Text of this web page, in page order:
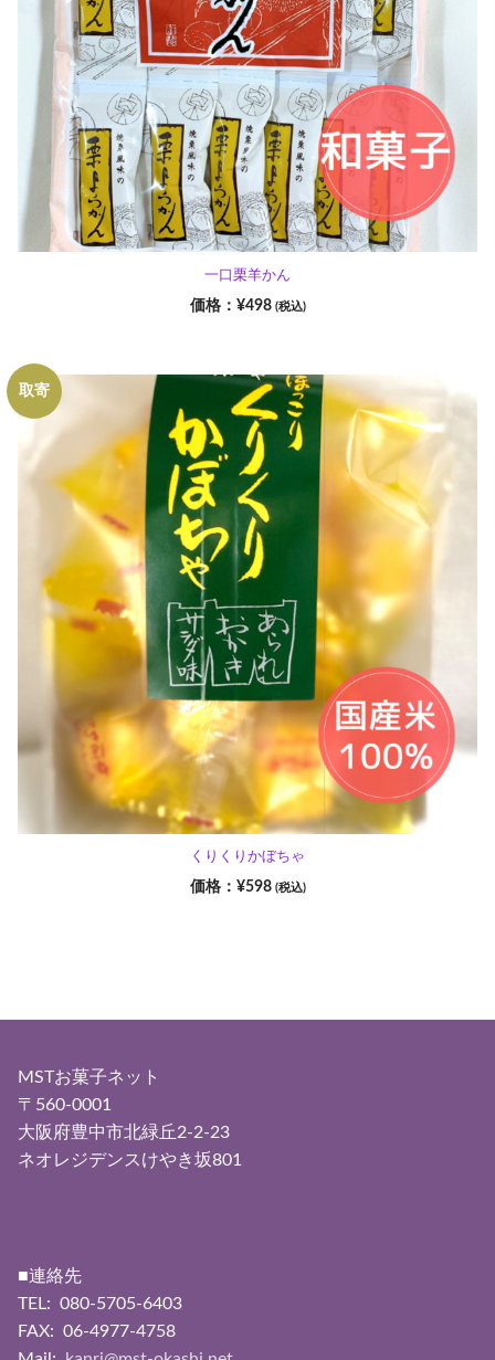
一口栗羊かん
¥498 (税込)
取寄
くりくりかぼちゃ
¥598 (税込)
MSTお菓子ネット
〒560-0001
大阪府豊中市北緑丘2-2-23
ネオレジデンスけやき坂801
■連絡先
TEL: 080-5705-6403
FAX: 06-4977-4758